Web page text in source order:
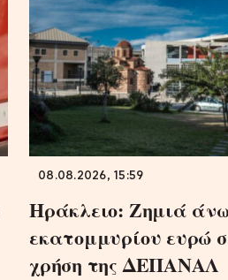
08.08.2026, 15:59
Ηράκλειο: Ζημιά
εκατομμυρίου ευρώ
χρήση της ΔΕΠΑΝΑΛ